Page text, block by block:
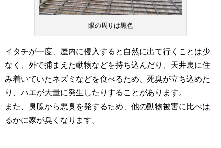
眼の周りは黒色
イタチが一度、屋内に侵入すると自然に出て行くことは少
なく、外で捕まえた動物などを持ち込んだり、天井裏に住
み着いていたネズミなどを食べるため、死臭が立ち込めた
り、ハエが大量に発生したりすることがあります。
また、臭腺から悪臭を発するため、他の動物被害に比べは
るかに家が臭くなります。